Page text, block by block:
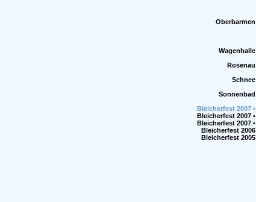
Oberbarmen
Wagenhalle
Rosenau
Schnee
Sonnenbad
Bleicherfest 2007 •
Bleicherfest 2007 •
Bleicherfest 2007 •
Bleicherfest 2006
Bleicherfest 2005